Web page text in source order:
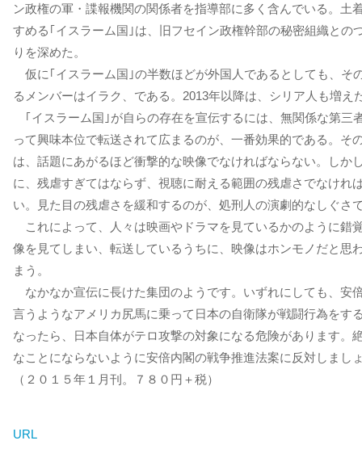
ン政権の軍・諜報機関の関係者を指導部に多く含んでいる。土
すめる｢イスラーム国｣は、旧フセイン政権幹部の秘密組織との
りを深めた。
仮に｢イスラーム国｣の半数ほどが外国人であるとしても、そ
るメンバーはイラク、である。2013年以降は、シリア人も増え
｢イスラーム国｣が自らの存在を宣伝するには、無関係な第三
って興味本位で転送されて広まるのが、一番効果的である。そ
は、話題にあがるほど衝撃的な映像でなければならない。しか
に、残虐すぎてはならず、視聴に耐える範囲の残虐さでなけれ
い。見た目の残虐さを緩和するのが、処刑人の演劇的なしぐさ
これによって、人々は映画やドラマを見ているかのように錯
像を見てしまい、転送しているうちに、映像はホンモノだと思
まう。
なかなか宣伝に長けた集団のようです。いずれにしても、安
言うようなアメリカ尻馬に乗って日本の自衛隊が戦闘行為をす
なったら、日本自体がテロ攻撃の対象になる危険があります。
なことにならないように安倍内閣の戦争推進法案に反対しまし
（２０１５年１月刊。７８０円＋税）
URL